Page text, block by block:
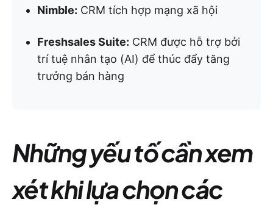
Nimble: CRM tích hợp mạng xã hội
Freshsales Suite: CRM được hỗ trợ bởi
trí tuệ nhân tạo (AI) để thúc đẩy tăng
trưởng bán hàng
Những yếu tố cần xem
xét khi lựa chọn các